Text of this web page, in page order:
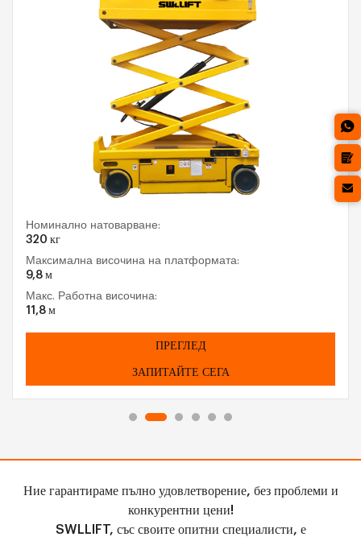
Номинално натоварване:
320 кг
Максимална височина на платформата:
9,8 м
Макс. Работна височина:
11,8 м
ПРЕГЛЕД
ЗАПИТАЙТЕ СЕГА
Ние гарантираме пълно удовлетворение, без проблеми и
конкурентни цени!
SWLLIFT, със своите опитни специалисти, е